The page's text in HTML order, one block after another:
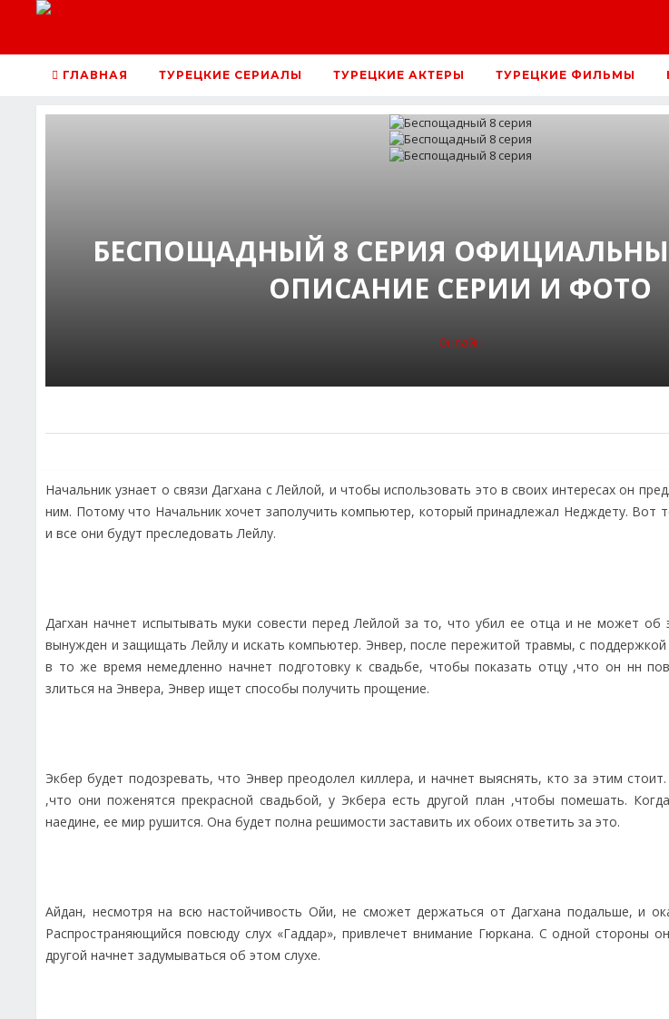
ГЛАВНАЯ ТУРЕЦКИЕ СЕРИАЛЫ ТУРЕЦКИЕ АКТЕРЫ ТУРЕЦКИЕ ФИЛЬМЫ
БЕСПОЩАДНЫЙ 8 СЕРИЯ
ОПИСАНИЕ СЕРИИ И ФОТО
Онлайн
Начальник узнает о связи Дагхана с Лейлой, и чтобы использовать это в своих интересах он
ним. Потому что Начальник хочет заполучить компьютер, который принадлежал Недждету. Вот
и все они будут преследовать Лейлу.
Дагхан начнет испытывать муки совести перед Лейлой за то, что убил ее отца и не может об
вынужден и защищать Лейлу и искать компьютер. Энвер, после пережитой травмы, с поддержкой
в то же время немедленно начнет подготовку к свадьбе, чтобы показать отцу ,что он нн
злиться на Энвера, Энвер ищет способы получить прощение.
Экбер будет подозревать, что Энвер преодолел киллера, и начнет выяснять, кто за этим
,что они поженятся прекрасной свадьбой, у Экбера есть другой план ,чтобы помешать.
наедине, ее мир рушится. Она будет полна решимости заставить их обоих ответить за это.
Айдан, несмотря на всю настойчивость Ойи, не сможет держаться от Дагхана подальше, и
Распространяющийся повсюду слух «Гаддар», привлечет внимание Гюркана. С одной стороны
другой начнет задумываться об этом слухе.